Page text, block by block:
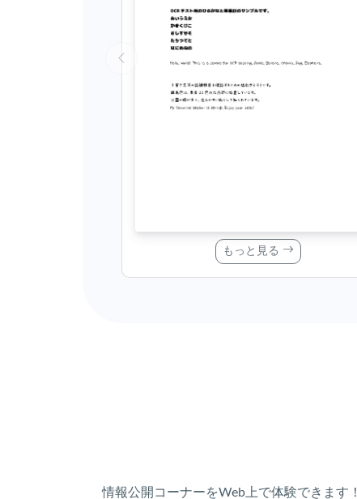
もっと見る
情報公開コーナーをWeb上で体験できます！